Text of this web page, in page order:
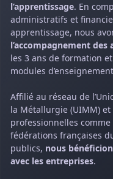
l’apprentissage. En
administratifs et
apprentissage, nous
l’accompagnement
les 3 ans de formation
modules
Affilié au réseau de
la Métallurgie (UIMM) et
professionnelles
fédérations françaises
publics, nous
avec les entreprises.